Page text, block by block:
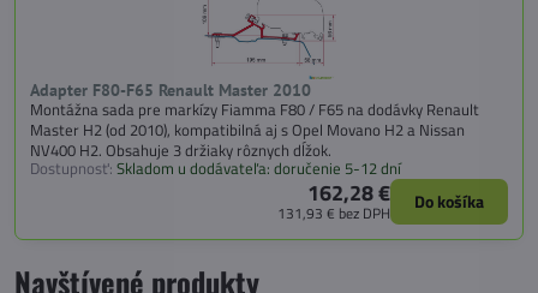
Adapter F80-F65 Renault Master 2010
Montážna sada pre markízy Fiamma F80 / F65 na dodávky Renault
Master H2 (od 2010), kompatibilná aj s Opel Movano H2 a Nissan
NV400 H2. Obsahuje 3 držiaky rôznych dĺžok.
Dostupnosť: Skladom u dodávateľa: doručenie 5-12 dní
162,28 €
131,93 € bez DPH Do košíka
Navštívené produkty